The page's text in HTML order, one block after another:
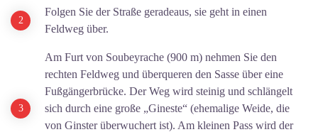
Folgen Sie der Straße geradeaus, sie geht in einen
Feldweg über.
Am Furt von Soubeyrache (900 m) nehmen Sie den
rechten Feldweg und überqueren den Sasse über eine
Fußgängerbrücke. Der Weg wird steinig und schlängelt
sich durch eine große „Gineste“ (ehemalige Weide, die
von Ginster überwuchert ist). Am kleinen Pass wird der